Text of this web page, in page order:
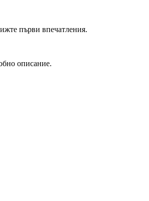
първи впечатления.
описание.